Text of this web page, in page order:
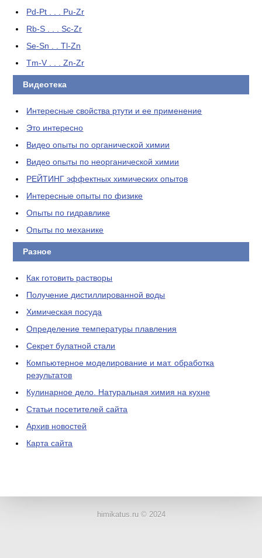
Pd-Pt . . . Pu-Zr
Rb-S . . . Sc-Zr
Se-Sn . . Tl-Zn
Tm-V . . . Zn-Zr
Видеотека
Интересные свойства ртути и ее применение
Это интересно
Видео опыты по органической химии
Видео опыты по неорганической химии
РЕЙТИНГ эффектных химических опытов
Интересные опыты по физике
Опыты по гидравлике
Опыты по механике
Разное
Как готовить растворы
Получение дистиллированной воды
Химическая посуда
Определение температуры плавления
Секрет булатной стали
Компьютерное моделирование и мат. обработка
результатов
Кулинарное дело. Натуральная химия на кухне
Статьи посетителей сайта
Архив новостей
Карта сайта
himikatus.ru © 2024